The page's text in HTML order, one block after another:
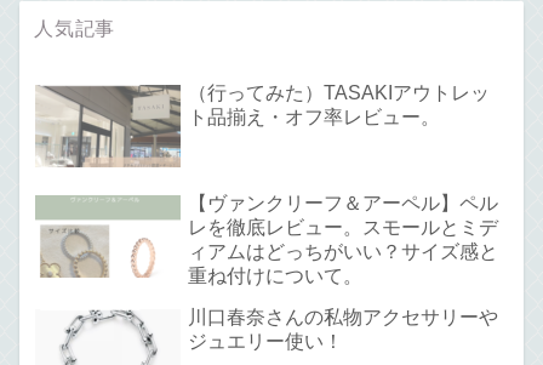
人気記事
（行ってみた）TASAKIアウトレッ
ト品揃え・オフ率レビュー。
【ヴァンクリーフ＆アーペル】ペル
レを徹底レビュー。スモールとミデ
ィアムはどっちがいい？サイズ感と
重ね付けについて。
川口春奈さんの私物アクセサリーや
ジュエリー使い！